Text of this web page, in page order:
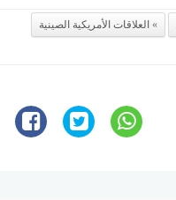
العلاقات الأمريكية الصينية